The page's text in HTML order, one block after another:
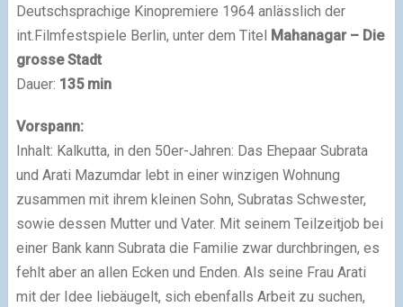
Deutschsprachige Kinopremiere 1964 anlässlich der
int.Filmfestspiele Berlin, unter dem Titel Mahanagar – Die
grosse Stadt
Dauer: 135 min
Vorspann:
Inhalt: Kalkutta, in den 50er-Jahren: Das Ehepaar Subrata
und Arati Mazumdar lebt in einer winzigen Wohnung
zusammen mit ihrem kleinen Sohn, Subratas Schwester,
sowie dessen Mutter und Vater. Mit seinem Teilzeitjob bei
einer Bank kann Subrata die Familie zwar durchbringen, es
fehlt aber an allen Ecken und Enden. Als seine Frau Arati
mit der Idee liebäugelt, sich ebenfalls Arbeit zu suchen,